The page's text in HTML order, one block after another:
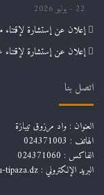
22 يوليو 2026
إعلان عن إستشارة لإقتناء
إعلان عن إستشارة لإقتناء
اتصل بنا
العنوان : واد مرزوق تيبازة
الهاتف : 024371003
الفاكس : 024371060
البريد الإلكتروني : tipaza.dz